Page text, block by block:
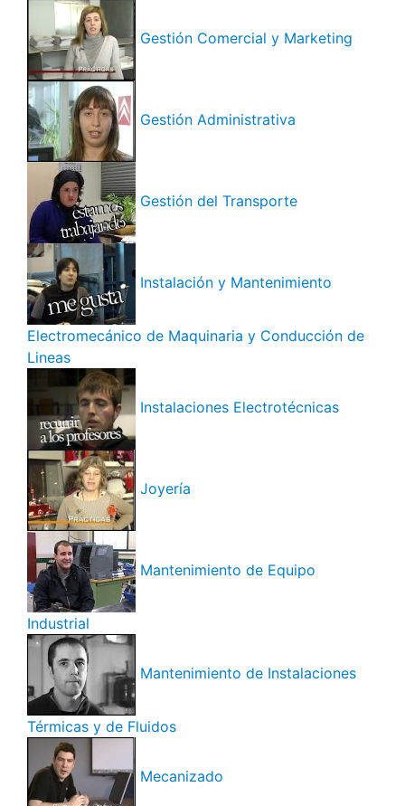
Gestión Comercial y Marketing
Gestión Administrativa
Gestión del Transporte
Instalación y Mantenimiento
Electromecánico de Maquinaria y Conducción de
Lineas
Instalaciones Electrotécnicas
Joyería
Mantenimiento de Equipo
Industrial
Mantenimiento de Instalaciones
Térmicas y de Fluidos
Mecanizado